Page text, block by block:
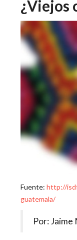
¿Viejos
Fuente: http://
guatemala/
Por: